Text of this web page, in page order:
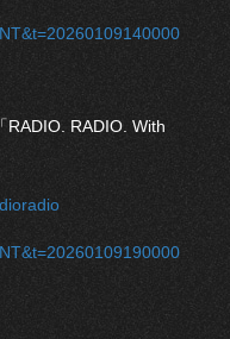
RADIO. With